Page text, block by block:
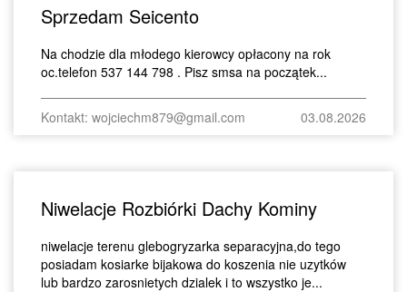
Sprzedam Seicento
Na chodzie dla młodego kierowcy opłacony na rok
oc.telefon 537 144 798 . Pisz smsa na początek...
Kontakt: wojciechm879@gmail.com 03.08.2026
Niwelacje Rozbiórki Dachy Kominy
niwelacje terenu glebogryzarka separacyjna,do tego
posiadam kosiarke bijakowa do koszenia nie uzytków
lub bardzo zarosnietych dzialek i to wszystko je...